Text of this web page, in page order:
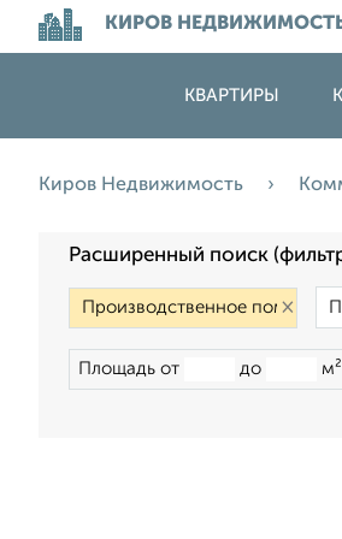
КИРОВ
КВАРТИРЫ
Киров Недвижимость
Расширенный поиск
×
Площадь от до м²